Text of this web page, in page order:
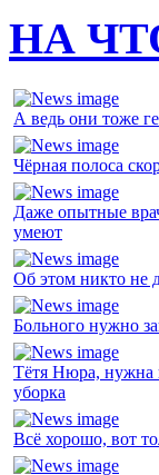
НА
А ведь они тоже
Чёрная полоса
Даже опытные
умеют
Об этом никто не
Больного нужно
Тётя Нюра, нужна
уборка
Всё хорошо, вот